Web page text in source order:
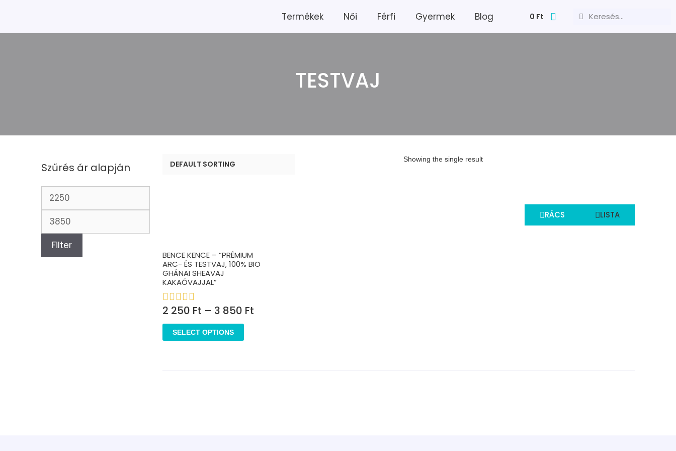
Termékek Női Férfi Gyermek Blog 0 Ft
TESTVAJ
Szűrés ár alapján
Filter
Showing the single result
RÁCS LISTA
BENCE KENCE – “PRÉMIUM
ARC- ÉS TESTVAJ, 100% BIO
GHÁNAI SHEAVAJ
KAKAÓVAJJAL”
2 250 Ft – 3 850 Ft
SELECT OPTIONS